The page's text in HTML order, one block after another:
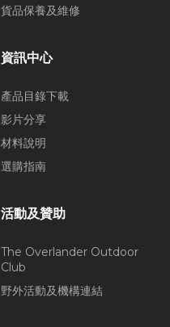
貨品保養及維修
資訊中心
產品目錄下載
影片分享
材料說明
選購指南
活動及贊助
The Overlander Outdoor
Club
野外活動及機構連結